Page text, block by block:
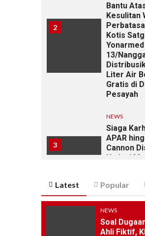
2
Bantu
Kesulitan
Kotis
Yonarmed
13/
Liter Air
Gratis di
Pesayah
3
NEWS
Siaga
APAR
Cannon
Hadapi
Bakar
dengan
Pun
NEWS
Latest Popular
NEWS
Soal
Ahli Fiktif,